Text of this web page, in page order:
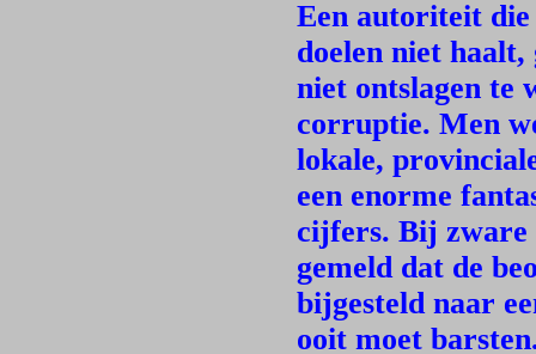
Een autoriteit
doelen niet
niet ontslagen te
corruptie. Men
lokale,
een enorme
cijfers. Bij zware
gemeld dat de
bijgesteld naar
ooit moet